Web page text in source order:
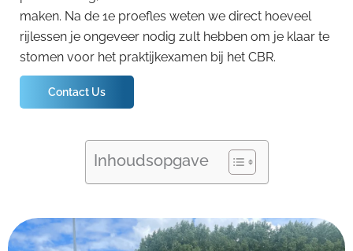
maken. Na de 1e proefles weten we direct hoeveel
rijlessen je ongeveer nodig zult hebben om je klaar te
stomen voor het praktijkexamen bij het CBR.
Contact Us
Inhoudsopgave